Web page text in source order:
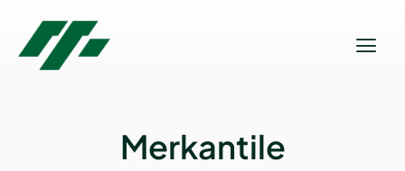
Merkantile